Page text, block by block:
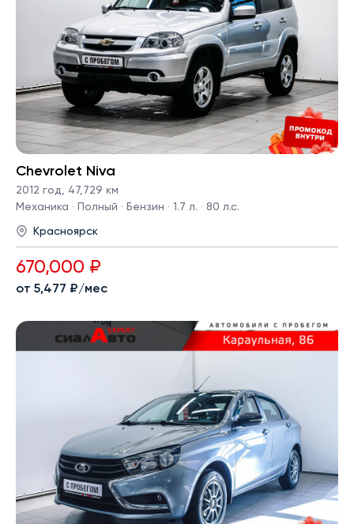
Chevrolet Niva
2012 год
47,729 км
Механика · Полный · Бензин · 1.7 л. · 80 л.с.
Красноярск
670,000 ₽
от 5,477 ₽/мес